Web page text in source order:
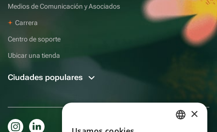
Medios de Comunicación y Asociados
Carrera
Centro de soporte
Ubicar una tienda
Ciudades populares
×